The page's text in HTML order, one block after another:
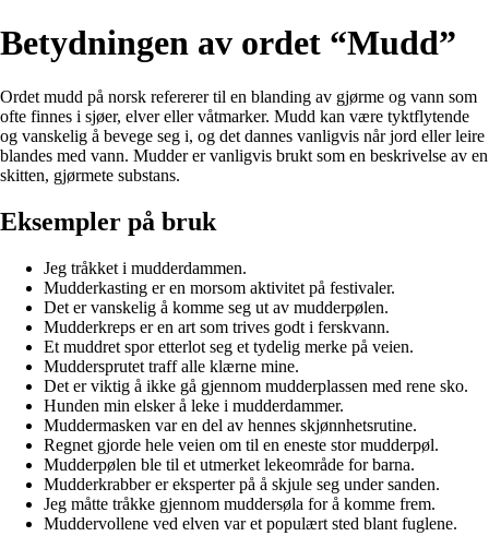
Betydningen av ordet “Mudd”
Ordet mudd på norsk refererer til en blanding av gjørme og vann som
ofte finnes i sjøer, elver eller våtmarker. Mudd kan være tyktflytende
og vanskelig å bevege seg i, og det dannes vanligvis når jord eller leire
blandes med vann. Mudder er vanligvis brukt som en beskrivelse av en
skitten, gjørmete substans.
Eksempler på bruk
Jeg tråkket i mudderdammen.
Mudderkasting er en morsom aktivitet på festivaler.
Det er vanskelig å komme seg ut av mudderpølen.
Mudderkreps er en art som trives godt i ferskvann.
Et muddret spor etterlot seg et tydelig merke på veien.
Muddersprutet traff alle klærne mine.
Det er viktig å ikke gå gjennom mudderplassen med rene sko.
Hunden min elsker å leke i mudderdammer.
Muddermasken var en del av hennes skjønnhetsrutine.
Regnet gjorde hele veien om til en eneste stor mudderpøl.
Mudderpølen ble til et utmerket lekeområde for barna.
Mudderkrabber er eksperter på å skjule seg under sanden.
Jeg måtte tråkke gjennom muddersøla for å komme frem.
Muddervollene ved elven var et populært sted blant fuglene.